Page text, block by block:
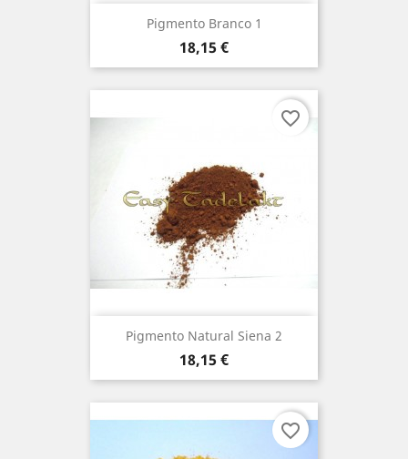
Pigmento Branco 1
Preço
18,15 €
Pigmento Natural Siena 2
Preço
18,15 €
favorite_border
favorite_border